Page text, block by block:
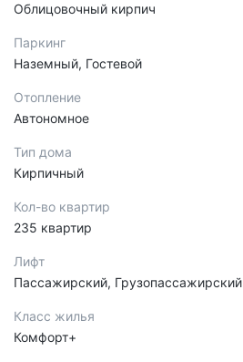
Облицовочный кирпич
Паркинг
Наземный, Гостевой
Отопление
Автономное
Тип дома
Кирпичный
Кол-во квартир
235 квартир
Лифт
Пассажирский, Грузопассажирский
Класс жилья
Комфорт+